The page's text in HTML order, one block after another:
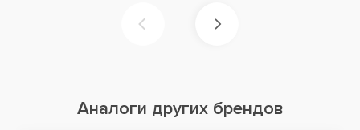
Аналоги других брендов